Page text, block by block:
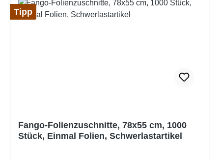
Tipp
Fango-Folienzuschnitte, 78x55 cm, 1000
Stück, Einmal Folien, Schwerlastartikel